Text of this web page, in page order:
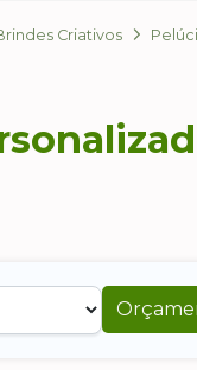
Criativos